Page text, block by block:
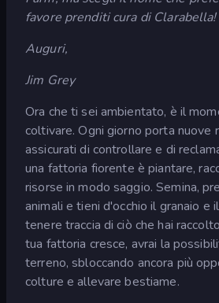
favore prenditi cura di Clarabella!
Auguri,
Jim Grey
Ora che ti sei ambientato, è il
coltivare. Ogni giorno porta nuove
assicurati di controllare e di
una fattoria fiorente è piantare,
risorse in modo saggio. Semina,
animali e tieni d'occhio il granaio e
tenere traccia di ciò che hai
tua fattoria cresce, avrai la
terreno, sbloccando ancora più
colture e allevare bestiame.